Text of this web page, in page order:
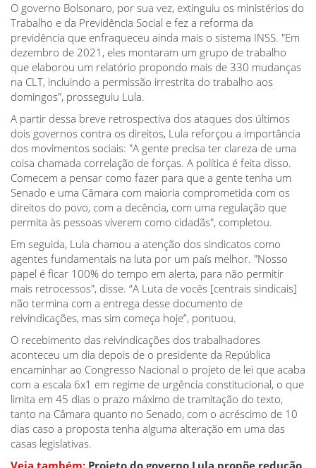
O governo Bolsonaro, por sua vez, extinguiu os ministérios do
Trabalho e da Previdência Social e fez a reforma da
previdência que enfraqueceu ainda mais o sistema INSS. "Em
dezembro de 2021, eles montaram um grupo de trabalho
que elaborou um relatório propondo mais de 330 mudanças
na CLT, incluindo a permissão irrestrita do trabalho aos
domingos", prosseguiu Lula.
A partir dessa breve retrospectiva dos ataques dos últimos
dois governos contra os direitos, Lula reforçou a importância
dos movimentos sociais: "A gente precisa ter clareza de uma
coisa chamada correlação de forças. A política é feita disso.
Comecem a pensar como fazer para que a gente tenha um
Senado e uma Câmara com maioria comprometida com os
direitos do povo, com a decência, com uma regulação que
permita às pessoas viverem como cidadãs", completou.
Em seguida, Lula chamou a atenção dos sindicatos como
agentes fundamentais na luta por um país melhor. "Nosso
papel é ficar 100% do tempo em alerta, para não permitir
mais retrocessos", disse. “A Luta de vocês [centrais sindicais]
não termina com a entrega desse documento de
reivindicações, mas sim começa hoje”, pontuou.
O recebimento das reivindicações dos trabalhadores
aconteceu um dia depois de o presidente da República
encaminhar ao Congresso Nacional o projeto de lei que acaba
com a escala 6x1 em regime de urgência constitucional, o que
limita em 45 dias o prazo máximo de tramitação do texto,
tanto na Câmara quanto no Senado, com o acréscimo de 10
dias caso a proposta tenha alguma alteração em uma das
casas legislativas.
Veja também: Projeto do governo Lula propõe redução